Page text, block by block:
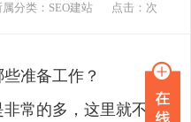
属分类： SEO建站 点击： 次
准备工作？
常的多，这里就不详